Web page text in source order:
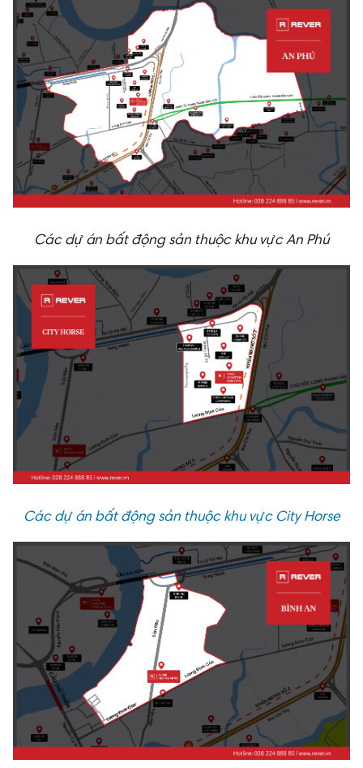
Các dự án bất động sản thuộc khu vực An Phú
Các dự án bất động sản thuộc khu vực City Horse